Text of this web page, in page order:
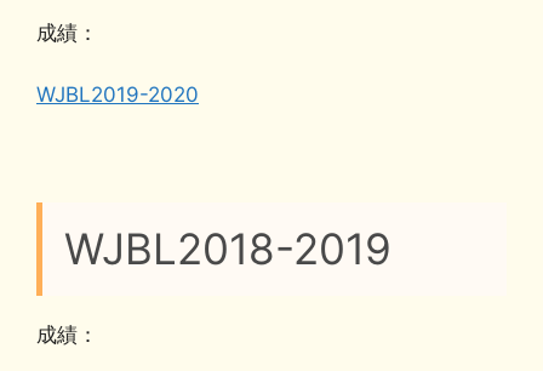
成績：
WJBL2019-2020
WJBL2018-2019
成績：